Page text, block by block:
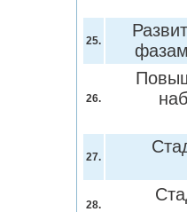
25.
26.
27.
28.